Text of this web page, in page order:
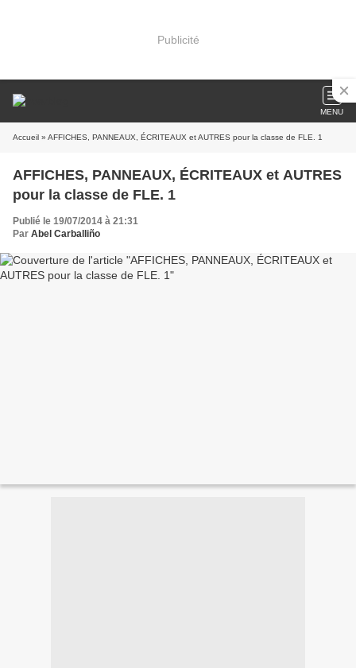
Publicité
MENU
Accueil » AFFICHES, PANNEAUX, ÉCRITEAUX et AUTRES pour la classe de FLE. 1
AFFICHES, PANNEAUX, ÉCRITEAUX et AUTRES
pour la classe de FLE. 1
Publié le 19/07/2014 à 21:31
Par Abel Carballiño